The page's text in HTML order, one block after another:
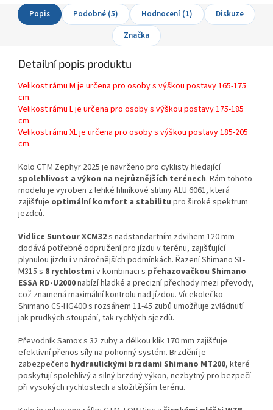
Popis Podobné (5) Hodnocení (1)
Diskuze
Značka
Detailní popis produktu
Velikost rámu M je určena pro osoby s výškou postavy 165-175
cm.
Velikost rámu L je určena pro osoby s výškou postavy 175-185
cm.
Velikost rámu XL je určena pro osoby s výškou postavy 185-205
cm.
Kolo CTM Zephyr 2025 je navrženo pro cyklisty hledající
spolehlivost a výkon na nejrůznějších terénech. Rám tohoto
modelu je vyroben z lehké hliníkové slitiny ALU 6061, která
zajišťuje optimální komfort a stabilitu pro široké spektrum
jezdců.
Vidlice Suntour XCM32s nadstandartním zdvihem 120 mm
dodává potřebné odpružení pro jízdu v terénu, zajišťující
plynulou jízdu i v náročnějších podmínkách. Řazení Shimano SL-
M315 s 8 rychlostmi v kombinaci s přehazovačkou Shimano
ESSA RD-U2000nabízí hladké a precizní přechody mezi převody,
což znamená maximální kontrolu nad jízdou. Vícekolečko
Shimano CS-HG400 s rozsáhem 11-45 zubů umožňuje zvládnutí
jak prudkých stoupání, tak rychlých sjezdů.
Převodník Samox s 32 zuby a délkou klik 170 mm zajišťuje
efektivní přenos síly na pohonný systém. Brzdění je
zabezpečeno hydraulickými brzdami Shimano MT200, které
poskytují spolehlivý a silný brzdný výkon, nezbytný pro bezpečí
při vysokých rychlostech a složitějším terénu.